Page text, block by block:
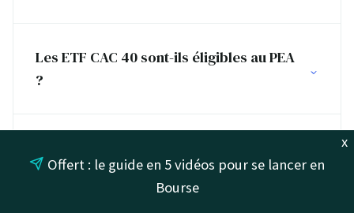
Les ETF CAC 40 sont-ils éligibles au PEA
?
dans le CAC 40 ?
x
Offert : le guide en 5 vidéos pour se lancer en
Bourse